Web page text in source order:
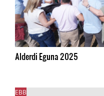
Alderdi Eguna 2025
EBB